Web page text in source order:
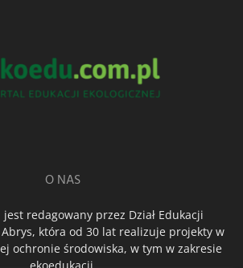
O NAS
redagowany przez Dział Edukacji
która od 30 lat realizuje projekty w
ochronie środowiska, w tym w zakresie